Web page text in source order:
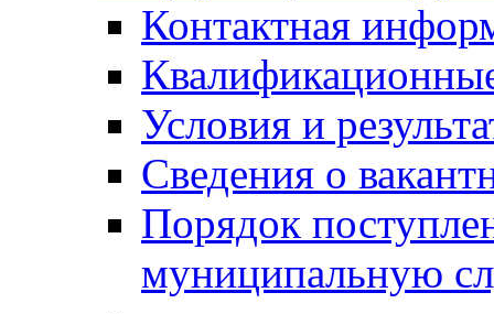
Контактная
Условия и
Сведения о
Порядок
муниципальную